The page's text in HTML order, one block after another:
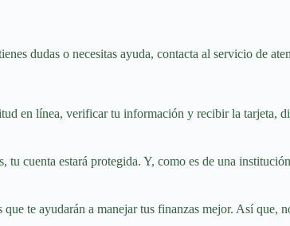
dudas o necesitas ayuda, contacta al servicio de
en línea, verificar tu información y recibir la tarjeta,
cuenta estará protegida. Y, como es de una
te ayudarán a manejar tus finanzas mejor. Así que,